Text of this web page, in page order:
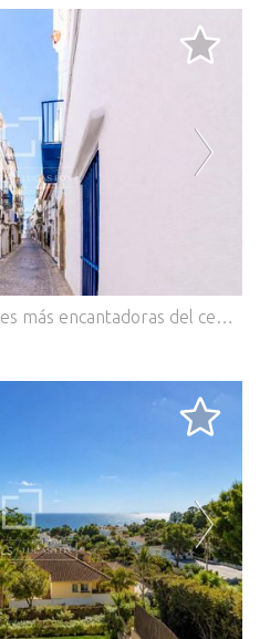
Situada en una de las calles más encantadoras del centro de Sitges, esta vivienda de pescadores reformada combina el encanto mediterráneo, la vida al aire libre y un gran potencial de inversión. Ubicada en la calle Carreta, la vivienda goza de una ubicación excepcional a menos de un minuto a pie de la playa, con el mar literalmente a la puerta de casa. Distribuida en tres niveles, la vivienda ofrece aproximadamente 125 m² de superficie construida. Su distribución es práctica y equilibrada, lo que la hace idónea tanto como residencia privada como para su uso como inversión en alquiler. La vivienda cuenta con varios espacios exteriores. En la planta principal, un patio-jardín interior ofrece un entorno tranquilo y privado para comer al aire libre o relajarse. En la azotea, una terraza es un auténtico oasis de tranquilidad, ideal para descansar, tomar el sol y disfrutar del estilo de vida de Sitges durante todo el año. La vivienda cuenta con tres dormitorios y tres baños, dos de ellos con baño privado. Esta distribución garantiza comodidad y privacidad, ideal para familias o huéspedes que buscan un alquiler a corto plazo. Por su carácter auténtico, su inmejorable proximidad a la playa y su licencia turística en vigor, esta vivienda representa una oportunidad única en el mercado de Sitges. Póngase en contacto con nosotros para obtener más información. Comercializado por Dils Lucas Fox (Lucas Trading, S.L. con CIF B64125438), actuando como intermediario inmobiliario. La información facilitada es meramente informativa, basada en datos proporcionados por la propiedad, y puede estar sujeta a modificaciones. No constituye oferta contractual.